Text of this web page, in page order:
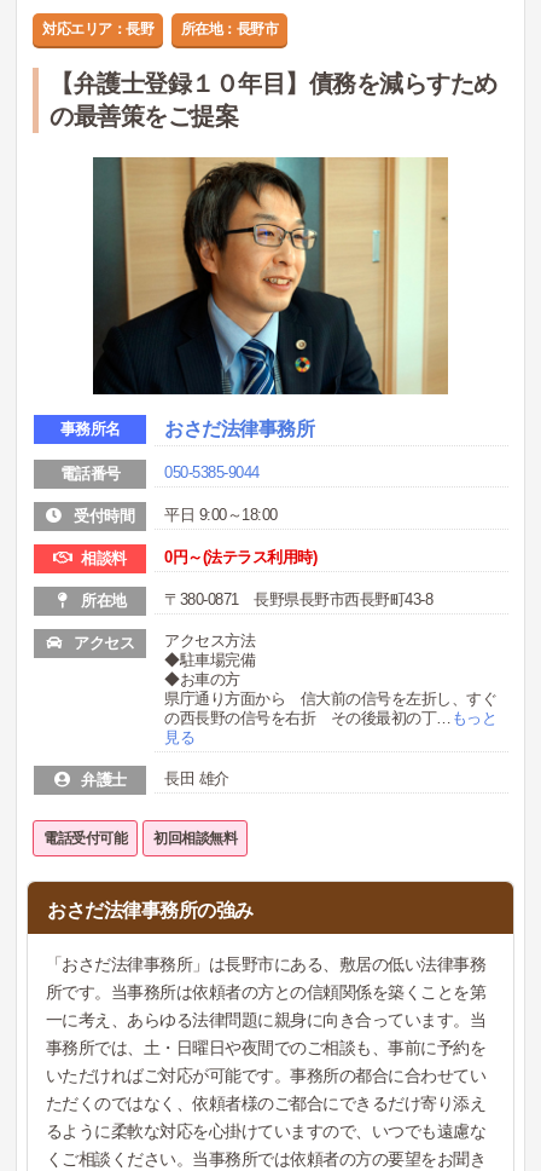
対応エリア：長野 所在地：長野市
【弁護士登録１０年目】債務を減らすため
の最善策をご提案
事務所名 おさだ法律事務所
電話番号 050-5385-9044
受付時間 平日 9:00～18:00
相談料 0円～(法テラス利用時)
所在地 〒380-0871 長野県長野市西長野町43-8
アクセス
アクセス方法
◆駐車場完備
◆お車の方
県庁通り方面から 信大前の信号を左折し、すぐ
の西長野の信号を右折 その後最初の丁…
もっと
見る
弁護士 長田 雄介
電話受付可能 初回相談無料
おさだ法律事務所の強み
「おさだ法律事務所」は長野市にある、敷居の低い法律事務
所です。当事務所は依頼者の方との信頼関係を築くことを第
一に考え、あらゆる法律問題に親身に向き合っています。当
事務所では、土・日曜日や夜間でのご相談も、事前に予約を
いただければご対応が可能です。事務所の都合に合わせてい
ただくのではなく、依頼者様のご都合にできるだけ寄り添え
るように柔軟な対応を心掛けていますので、いつでも遠慮な
くご相談ください。当事務所では依頼者の方の要望をお聞き